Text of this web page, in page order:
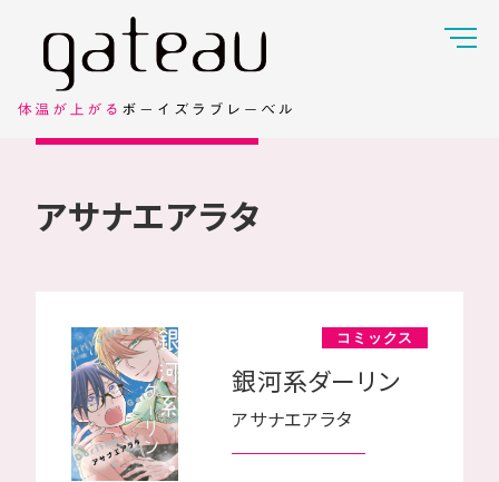
アサナエアラタ
銀河系ダーリン
アサナエアラタ
コミックス